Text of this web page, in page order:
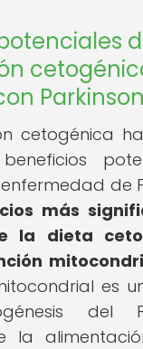
Parkinson
cetogénica
de
más
la dieta
es
del
la